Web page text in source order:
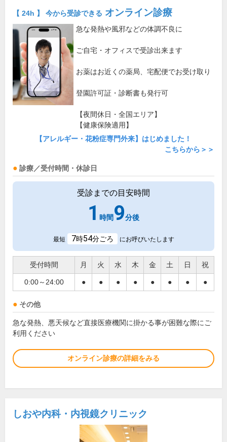
【 24h 】 今から受診できる オンライン診療
急な発熱や風邪などの体調不良に
ご自宅・オフィスで受診出来ます
お薬はお近くの薬局、宅配便でお受け取り
登園許可証・診断書も発行可
【夜間休日・全国エリア】
【健康保険適用】
【アレルギー・花粉症専門外来】はじめました！
こちらから＞＞
診療／受付時間・休診日
受診までの目安時間
1 時間 9分後
最短 7時54分ごろ にお呼びいたします
受付時間 月 火 水 木 金 土 日 祝
0:00～24:00 ● ● ● ● ● ● ● ●
その他
急な発熱、悪天候など直接医療機関に掛かる事が困難な際にご
利用ください
オンライン診療の詳細をみる
しおや内科・内視鏡クリニック